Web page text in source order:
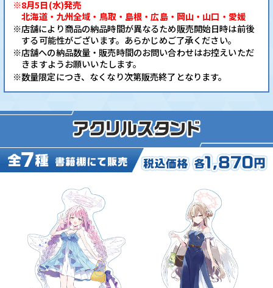
※8月5日(水)発売
北海道・九州全域・鳥取・島根・広島・岡山・山口・愛媛
※店舗により商品の納品時間が異なるため販売開始日時は前後
する可能性がございます。あらかじめご了承ください。
※店舗への納品数量・販売時間のお問い合わせはお控えいただ
きますようお願いいたします。
※数量限定につき、なくなり次第販売終了となります。